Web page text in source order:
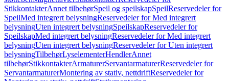
StikkontakterAnnet tilbehørSpeil og speilskapSpeilReservedeler for
SpeilMed integrert belysningReservedeler for Med integrert
belysningUten integrert belysningSpeilskapReservedeler for
SpeilskapMed integrert belysningReservedeler for Med integrert
belysningUten integrert belysningReservedeler for Uten integrert
belysningTilbehørLyselementerHendlerAnnet
tilbehørStikkontakterArmaturerServantarmaturerReservedeler for
ServantarmaturerMontering av stativ, nettdriftReservedeler for